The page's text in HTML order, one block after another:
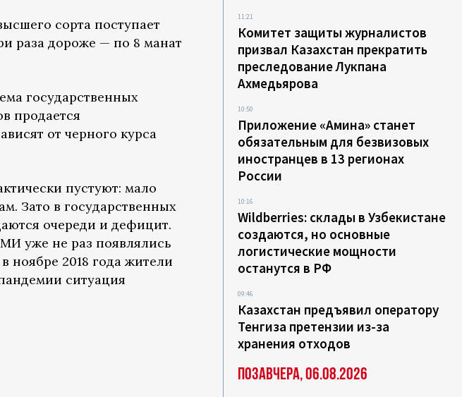
сорта поступает
раза дороже — по 8 манат
государственных
продается
от черного курса
пустуют: мало
Зато в государственных
очереди и дефицит.
уже не раз появлялись
ноябре 2018 года жители
ситуация
11:21
Комитет защиты журналистов
призвал Казахстан прекратить
преследование Лукпана
Ахмедьярова
10:50
Приложение «Амина» станет
обязательным для безвизовых
иностранцев в 13 регионах
России
10:16
Wildberries: склады в Узбекистане
создаются, но основные
логистические мощности
останутся в РФ
09:46
Казахстан предъявил оператору
Тенгиза претензии из-за
хранения отходов
Позавчера, 06.08.2026